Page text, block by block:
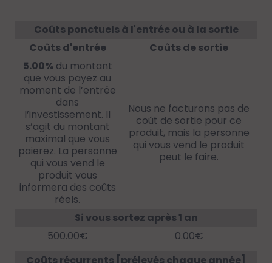
Coûts ponctuels à l'entrée ou à la sortie
Coûts d'entrée
Coûts de sortie
5.00%du montant
que vous payez au
moment de l’entrée
dans
l’investissement. Il
s’agit du montant
maximal que vous
paierez. La personne
qui vous vend le
produit vous
informera des coûts
réels.
Nous ne facturons pas de
coût de sortie pour ce
produit, mais la personne
qui vous vend le produit
peut le faire.
Si vous sortez après 1 an
500.00€
0.00€